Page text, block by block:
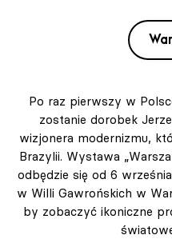
Po raz pierwszy w
zostanie dorobek
wizjonera modernizmu,
Brazylii. Wystawa
odbędzie się od 6
w Willi Gawrońskich w
by zobaczyć ikoniczne